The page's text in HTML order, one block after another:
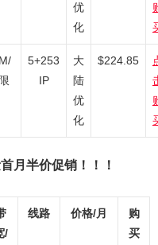
优
化
5+253
IP
大
陆
优
化
$224.85
月半价促销！！！
/
线路 价格/月
购
买